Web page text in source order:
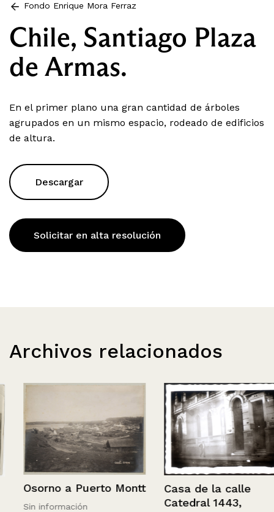
Fondo Enrique Mora Ferraz
Chile, Santiago Plaza
de Armas.
En el primer plano una gran cantidad de árboles
agrupados en un mismo espacio, rodeado de edificios
de altura.
Descargar
Solicitar en alta resolución
Archivos relacionados
Osorno a Puerto Montt
Sin información
Casa de la calle
Catedral 1443,